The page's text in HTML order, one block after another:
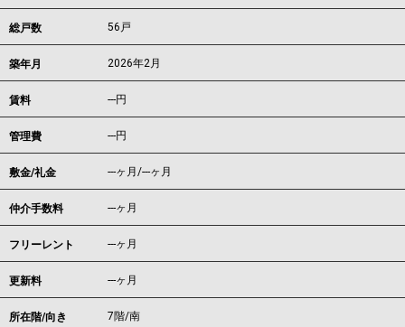
総戸数 56戸
築年月 2026年2月
賃料 ---円
管理費 ---円
敷金/礼金 ---ヶ月/---ヶ月
仲介手数料 ---ヶ月
フリーレント ---ヶ月
更新料 ---ヶ月
所在階/向き 7階/南